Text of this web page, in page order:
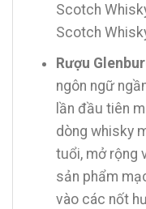
Scotch
Scotch
Rượu
ngôn ngữ
lần đầu tiên
dòng whisky
tuổi, mở rộng
sản phẩm
vào các nốt